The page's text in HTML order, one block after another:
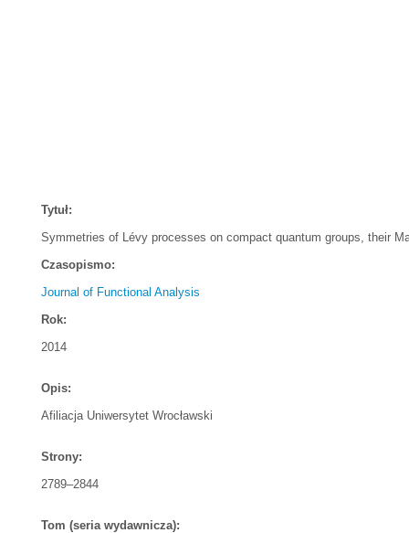
Tytuł:
Symmetries of Lévy processes on compact quantum groups, their
Czasopismo:
Journal of Functional Analysis
Rok:
2014
Opis:
Afiliacja Uniwersytet Wrocławski
Strony:
2789–2844
Tom (seria wydawnicza):